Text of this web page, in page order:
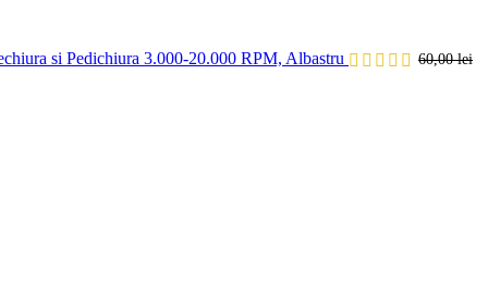
si Pedichiura 3.000-20.000 RPM, Albastru 60,00lei